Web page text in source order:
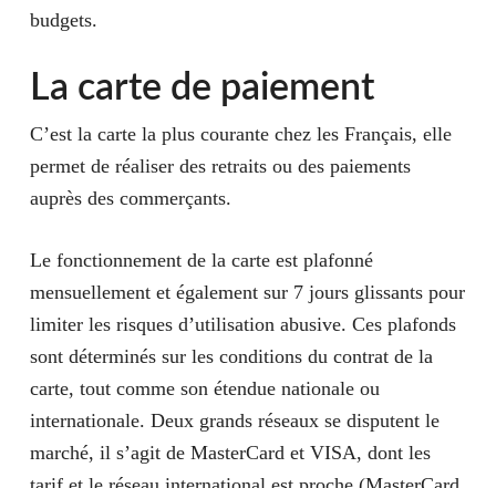
budgets.
La carte de paiement
C’est la carte la plus courante chez les Français, elle
permet de réaliser des retraits ou des paiements
auprès des commerçants.
Le fonctionnement de la carte est plafonné
mensuellement et également sur 7 jours glissants pour
limiter les risques d’utilisation abusive. Ces plafonds
sont déterminés sur les conditions du contrat de la
carte, tout comme son étendue nationale ou
internationale. Deux grands réseaux se disputent le
marché, il s’agit de MasterCard et VISA, dont les